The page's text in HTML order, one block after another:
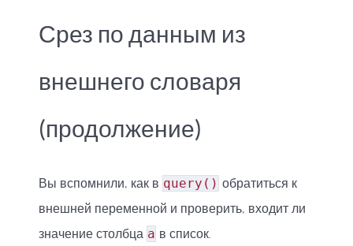
Срез по данным из
внешнего словаря
(продолжение)
Вы вспомнили, как в query() обратиться к
внешней переменной и проверить, входит ли
значение столбца a в список.